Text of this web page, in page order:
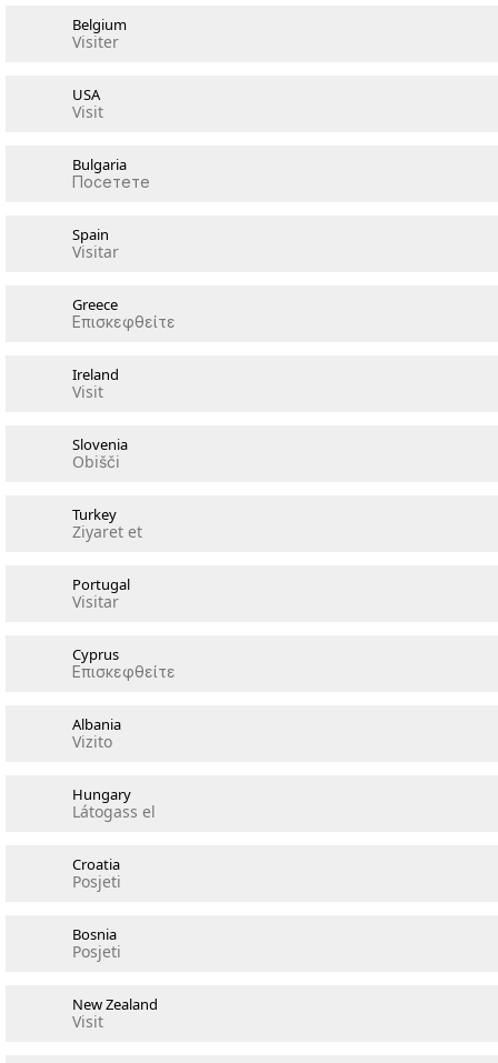
Belgium
Visiter
USA
Visit
Bulgaria
Посетете
Spain
Visitar
Greece
Επισκεφθείτε
Ireland
Visit
Slovenia
Obišči
Turkey
Ziyaret et
Portugal
Visitar
Cyprus
Επισκεφθείτε
Albania
Vizito
Hungary
Látogass el
Croatia
Posjeti
Bosnia
Posjeti
New Zealand
Visit